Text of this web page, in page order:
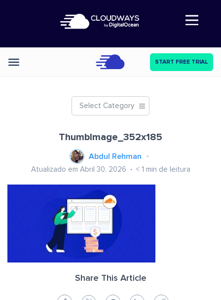
Abre a navegação
Categories START FREE TRIAL
Select Category
ThumbImage_352x185
Abdul Rehman
Atualizado em Abril 30, 2026 < 1 min de leitura
Share This Article